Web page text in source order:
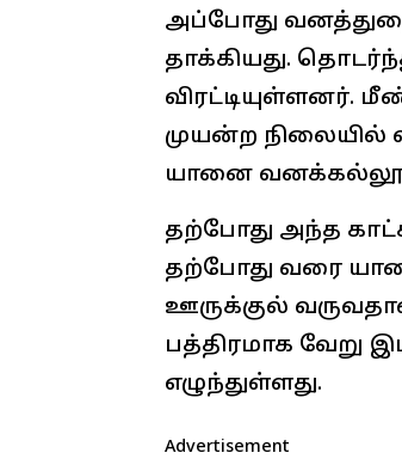
அப்போது
தாக்கியது.
விரட்டியுள்ளனர்.
முயன்ற நிலையில்
யானை
தற்போது அந்த
தற்போது வரை
ஊருக்குல்
பத்திரமாக வேறு
எழுந்துள்ளது.
Advertisement